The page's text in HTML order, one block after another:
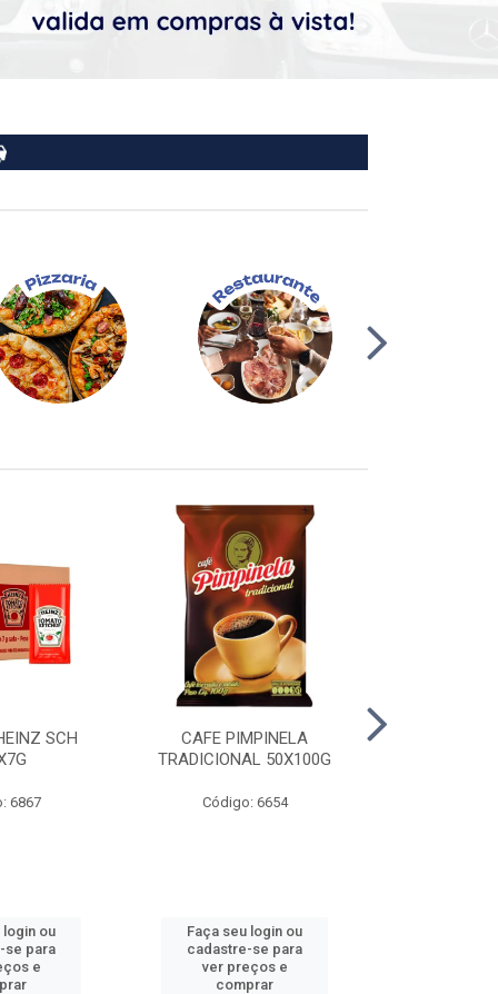
SCH
6867
login ou
se para
e
CAFE PIMPINELA
TRADICIONAL 50X100G
Código: 6654
Faça seu login ou
cadastre-se para
ver preços e
comprar